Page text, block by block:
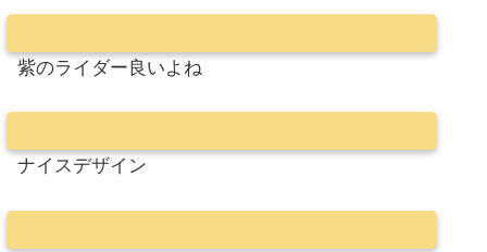
紫のライダー良いよね
ナイスデザイン